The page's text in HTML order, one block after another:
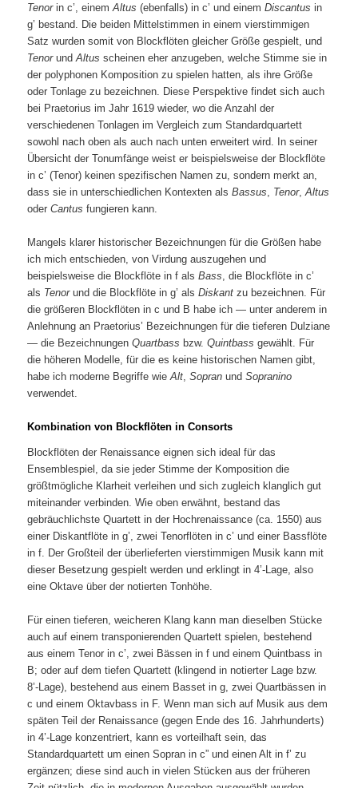
Tenorin c’, einemAltus (ebenfalls) in c’ und einemDiscantus in
g’ bestand. Die beiden Mittelstimmen in einem vierstimmigen
Satz wurden somit von Blockflöten gleicher Größe gespielt, und
TenorundAltus scheinen eher anzugeben, welche Stimme sie in
der polyphonen Komposition zu spielen hatten, als ihre Größe
oder Tonlage zu bezeichnen. Diese Perspektive findet sich auch
bei Praetorius im Jahr 1619 wieder, wo die Anzahl der
verschiedenen Tonlagen im Vergleich zum Standardquartett
sowohl nach oben als auch nach unten erweitert wird. In seiner
Übersicht der Tonumfänge weist er beispielsweise der Blockflöte
in c’ (Tenor) keinen spezifischen Namen zu, sondern merkt an,
dass sie in unterschiedlichen Kontexten alsBassus Tenor,Altus
oderCantus fungieren kann.
Mangels klarer historischer Bezeichnungen für die Größen habe
ich mich entschieden, von Virdung auszugehen und
beispielsweise die Blockflöte in f alsBass , die Blockflöte in c’
als Tenorund die Blockflöte in g’ alsDiskant zu bezeichnen. Für
die größeren Blockflöten in c und B habe ich — unter anderem in
Anlehnung an Praetorius’ Bezeichnungen für die tieferen Dulziane
— die BezeichnungenQuartbass bzw.Quintbass gewählt. Für
die höheren Modelle, für die es keine historischen Namen gibt,
habe ich moderne Begriffe wieAlt ,Sopran undSopranino
verwendet.
Kombination von Blockflöten in Consorts
Blockflöten der Renaissance eignen sich ideal für das
Ensemblespiel, da sie jeder Stimme der Komposition die
größtmögliche Klarheit verleihen und sich zugleich klanglich gut
miteinander verbinden. Wie oben erwähnt, bestand das
gebräuchlichste Quartett in der Hochrenaissance (ca. 1550) aus
einer Diskantflöte in g’, zwei Tenorflöten in c’ und einer Bassflöte
in f. Der Großteil der überlieferten vierstimmigen Musik kann mit
dieser Besetzung gespielt werden und erklingt in 4’-Lage, also
eine Oktave über der notierten Tonhöhe.
Für einen tieferen, weicheren Klang kann man dieselben Stücke
auch auf einem transponierenden Quartett spielen, bestehend
aus einem Tenor in c’, zwei Bässen in f und einem Quintbass in
B; oder auf dem tiefen Quartett (klingend in notierter Lage bzw.
8’-Lage), bestehend aus einem Basset in g, zwei Quartbässen in
c und einem Oktavbass in F. Wenn man sich auf Musik aus dem
späten Teil der Renaissance (gegen Ende des 16. Jahrhunderts)
in 4’-Lage konzentriert, kann es vorteilhaft sein, das
Standardquartett um einen Sopran in c” und einen Alt in f’ zu
ergänzen; diese sind auch in vielen Stücken aus der früheren